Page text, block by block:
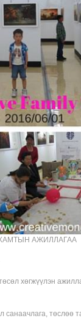
АЖИЛЛАГАА
хөгжүүлэн
төслөө